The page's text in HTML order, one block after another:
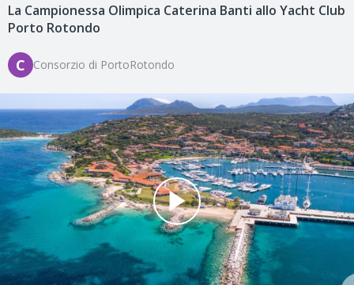
La Campionessa Olimpica Caterina Banti allo Yacht Club
Porto Rotondo
C Consorzio di PortoRotondo